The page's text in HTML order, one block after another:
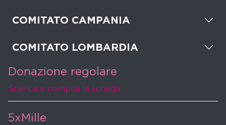
COMITATO CAMPANIA
COMITATO LOMBARDIA
Donazione regolare
Scarica e compila la scheda
5xMille